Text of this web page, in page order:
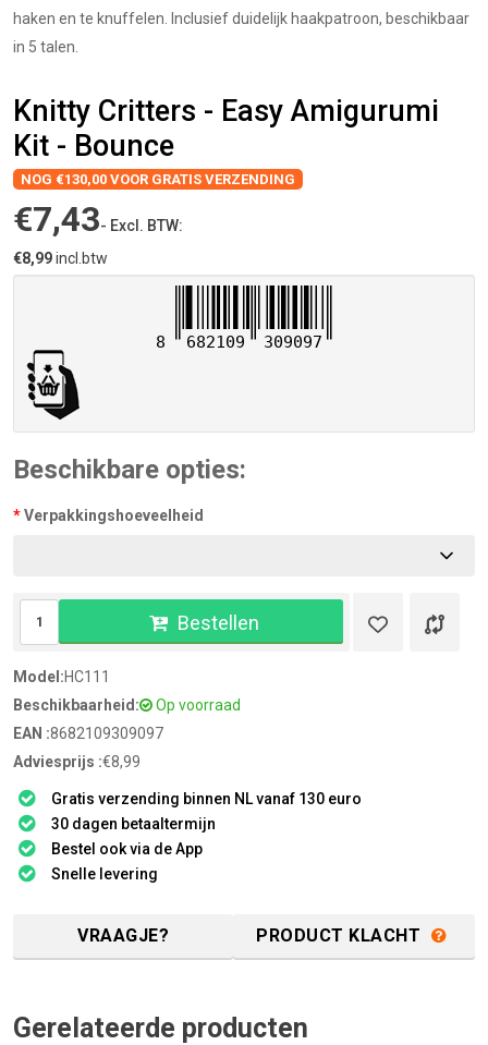
haken en te knuffelen. Inclusief duidelijk haakpatroon, beschikbaar
in 5 talen.
Knitty Critters - Easy Amigurumi
Kit - Bounce
NOG €130,00 VOOR GRATIS VERZENDING
€7,43- Excl. BTW:
€8,99incl.btw
8 682109 309097
Beschikbare opties:
Verpakkingshoeveelheid
Bestellen
Model:HC111
Beschikbaarheid:
Op voorraad
EAN :8682109309097
Adviesprijs :€8,99
Gratis verzending binnen NL vanaf 130 euro
30 dagen betaaltermijn
Bestel ook via de App
Snelle levering
VRAAGJE? PRODUCT KLACHT
Gerelateerde producten